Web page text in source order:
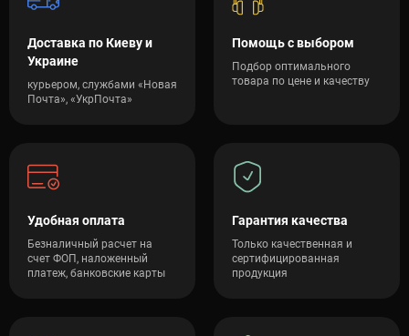
Доставка по Киеву и
Украине
курьером, службами «Новая
Почта», «УкрПочта»
Помощь с выбором
Подбор оптимального
товара по цене и качеству
Удобная оплата
Безналичный расчет на
счет ФОП, наложенный
платеж, банковские карты
Гарантия качества
Только качественная и
сертифицированная
продукция